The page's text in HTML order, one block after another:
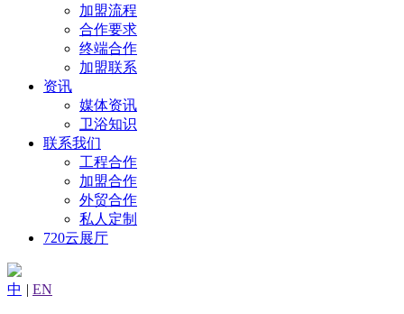
加盟流程
合作要求
终端合作
加盟联系
资讯
媒体资讯
卫浴知识
联系我们
工程合作
加盟合作
外贸合作
私人定制
720云展厅
中 | EN